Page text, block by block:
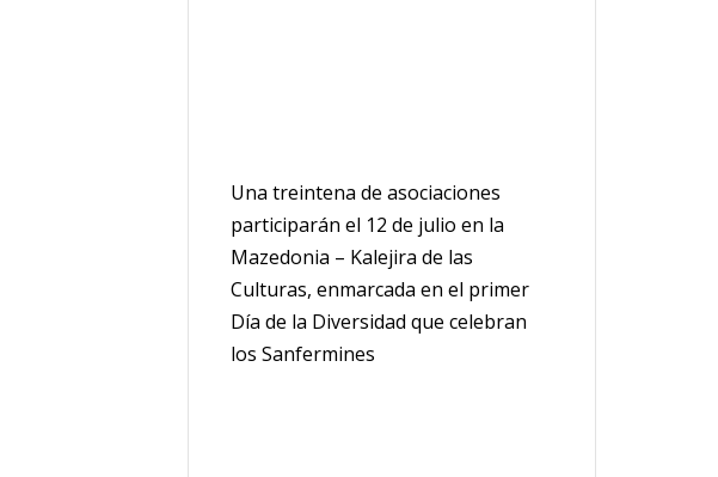
Una treintena de asociaciones
participarán el 12 de julio en la
Mazedonia – Kalejira de las
Culturas, enmarcada en el primer
Día de la Diversidad que celebran
los Sanfermines